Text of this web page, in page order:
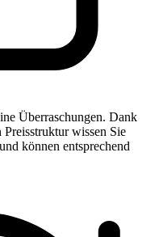
Überraschungen. Dank
Preisstruktur wissen Sie
können entsprechend